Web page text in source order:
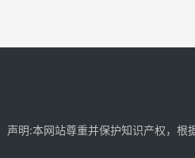
声明:本网站尊重并保护知识产权，根